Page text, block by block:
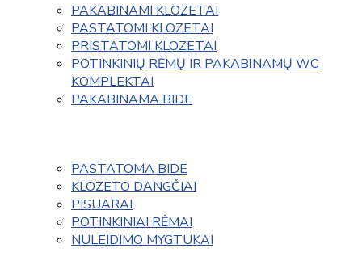
PAKABINAMI KLOZETAI
PASTATOMI KLOZETAI
PRISTATOMI KLOZETAI
POTINKINIŲ RĖMŲ IR PAKABINAMŲ WC
KOMPLEKTAI
PAKABINAMA BIDE
PASTATOMA BIDE
KLOZETO DANGČIAI
PISUARAI
POTINKINIAI RĖMAI
NULEIDIMO MYGTUKAI